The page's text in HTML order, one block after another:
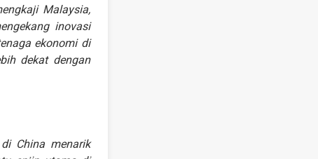
Malaysia,
inovasi
ekonomi di
dekat dengan
China menarik